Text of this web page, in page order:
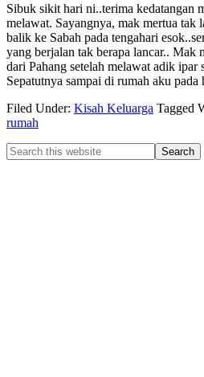
Sibuk sikit hari ni..terima kedatangan
melawat. Sayangnya, mak mertua tak
balik ke Sabah pada tengahari
yang berjalan tak berapa lancar.. Mak
dari Pahang setelah melawat adik ipar
Sepatutnya sampai di rumah aku
Filed Under: Kisah Keluarga Tagged
rumah